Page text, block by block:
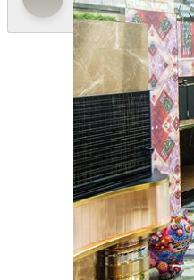
더 알아보기
MGM COTAI
Spectacle
The Spectacle은
경력을 가진 상징
특별한 경험을 선
루며 생동감 넘치